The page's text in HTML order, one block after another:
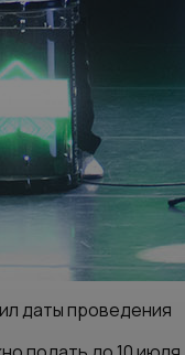
даты проведения